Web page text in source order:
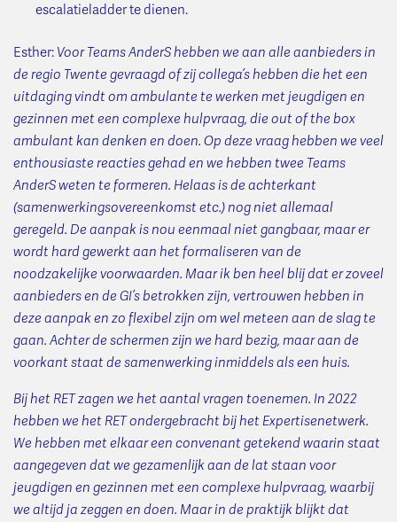
escalatieladder te dienen.
Esther: Voor Teams AnderS hebben we aan alle aanbieders in
de regio Twente gevraagd of zij collega’s hebben die het een
uitdaging vindt om ambulante te werken met jeugdigen en
gezinnen met een complexe hulpvraag, die out of the box
ambulant kan denken en doen. Op deze vraag hebben we veel
enthousiaste reacties gehad en we hebben twee Teams
AnderS weten te formeren. Helaas is de achterkant
(samenwerkingsovereenkomst etc.) nog niet allemaal
geregeld. De aanpak is nou eenmaal niet gangbaar, maar er
wordt hard gewerkt aan het formaliseren van de
noodzakelijke voorwaarden. Maar ik ben heel blij dat er zoveel
aanbieders en de GI’s betrokken zijn, vertrouwen hebben in
deze aanpak en zo flexibel zijn om wel meteen aan de slag te
gaan. Achter de schermen zijn we hard bezig, maar aan de
voorkant staat de samenwerking inmiddels als een huis.
Bij het RET zagen we het aantal vragen toenemen. In 2022
hebben we het RET ondergebracht bij het Expertisenetwerk.
We hebben met elkaar een convenant getekend waarin staat
aangegeven dat we gezamenlijk aan de lat staan voor
jeugdigen en gezinnen met een complexe hulpvraag, waarbij
we altijd ja zeggen en doen. Maar in de praktijk blijkt dat